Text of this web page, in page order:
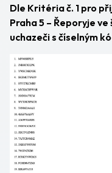
Dle Kritéria č. 1 pro
Praha 5 – Řeporyje
uchazeči s číselným